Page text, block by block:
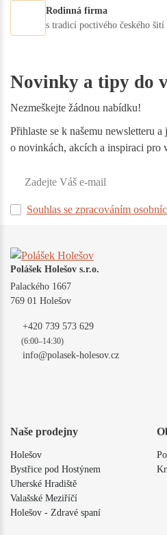
Rodinná firma
s tradicí poctivého českého šití
Novinky a tipy do
Nezmeškejte žádnou nabídku!
Přihlaste se k našemu newsletteru
o novinkách, akcích a inspiraci pro
Souhlas se zpracováním
Polášek Holešov s.r.o.
Palackého 1667
769 01 Holešov
+420 739 573 629
(6:00–14:30)
info@polasek-holesov.cz
Naše prodejny
Holešov
Bystřice pod Hostýnem
Uherské Hradiště
Valašské Meziříčí
Holešov - Zdravé spaní